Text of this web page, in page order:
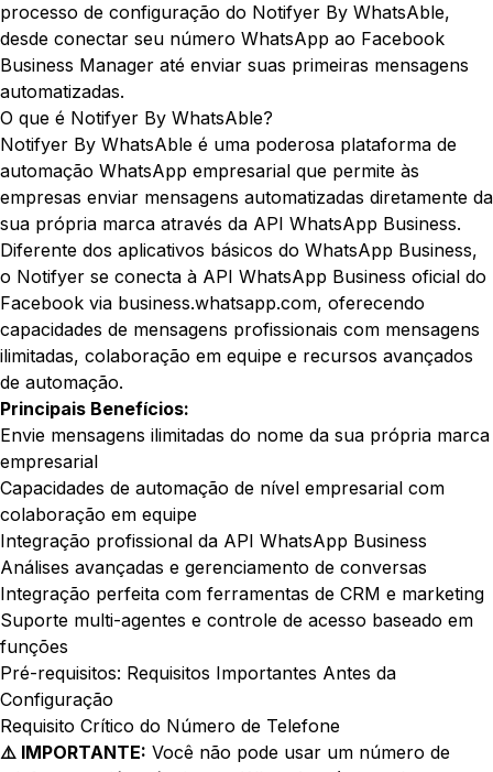
processo de configuração do Notifyer By WhatsAble,
desde conectar seu número WhatsApp ao Facebook
Business Manager até enviar suas primeiras mensagens
automatizadas.
O que é Notifyer By WhatsAble?
Notifyer By WhatsAble é uma poderosa plataforma de
automação WhatsApp empresarial que permite às
empresas enviar mensagens automatizadas diretamente da
sua própria marca através da API WhatsApp Business.
Diferente dos aplicativos básicos do WhatsApp Business,
o Notifyer se conecta à API WhatsApp Business oficial do
Facebook via business.whatsapp.com, oferecendo
capacidades de mensagens profissionais com mensagens
ilimitadas, colaboração em equipe e recursos avançados
de automação.
Principais Benefícios:
Envie mensagens ilimitadas do nome da sua própria marca
empresarial
Capacidades de automação de nível empresarial com
colaboração em equipe
Integração profissional da API WhatsApp Business
Análises avançadas e gerenciamento de conversas
Integração perfeita com ferramentas de CRM e marketing
Suporte multi-agentes e controle de acesso baseado em
funções
Pré-requisitos: Requisitos Importantes Antes da
Configuração
Requisito Crítico do Número de Telefone
⚠️ IMPORTANTE: Você não pode usar um número de